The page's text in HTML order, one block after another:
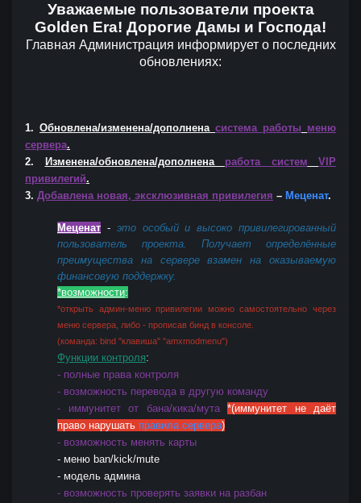
Уважаемые пользователи проекта
Golden Era! Дорогие Дамы и Господа!
Главная Администрация информирует о последних
обновлениях:
1. Обновлена/изменена/дополнена система работы меню
сервера.
2.
Изменена/обновлена/дополнена работа систем
VIP
привилегий.
3. Добавлена новая, эксклюзивная привилегия – Меценат.
Меценат - это особый и высоко привилегированный
пользователь проекта. Получает определённые
преимущества на сервере взамен на оказываемую
финансовую поддержку.
*возможности:
*открыть админ-меню привилегии можно самостоятельно через
меню сервера, либо - прописав бинд в консоле.
(команда: bind "клавиша" "amxmodmenu")
Функции контроля:
- полные права контроля
- возможность перевода в другую команду
- иммунитет от бана/кика/мута
*(иммунитет не даёт
право нарушать правила сервера)
- возможность менять карты
- меню ban/kick/mute
- модель админа
- возможность проверять заявки на разбан